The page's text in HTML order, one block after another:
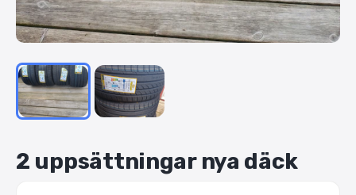
2 uppsättningar nya däck